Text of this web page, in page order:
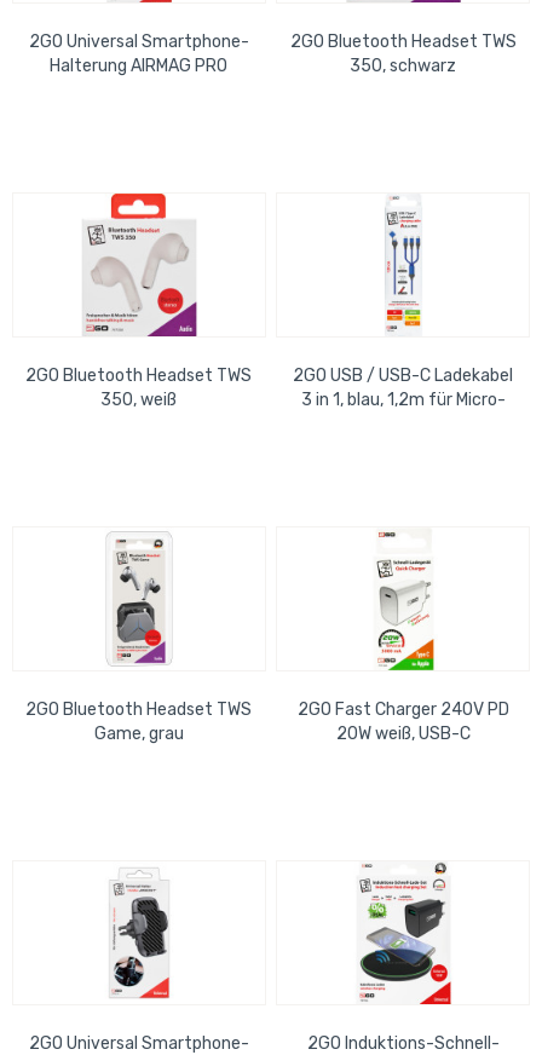
2GO Universal Smartphone-
Halterung AIRMAG PRO
2GO Bluetooth Headset TWS
350, schwarz
2GO Bluetooth Headset TWS
350, weiß
2GO USB / USB-C Ladekabel
3 in 1, blau, 1,2m für Micro-
2GO Bluetooth Headset TWS
Game, grau
2GO Fast Charger 240V PD
20W weiß, USB-C
2GO Universal Smartphone-
2GO Induktions-Schnell-